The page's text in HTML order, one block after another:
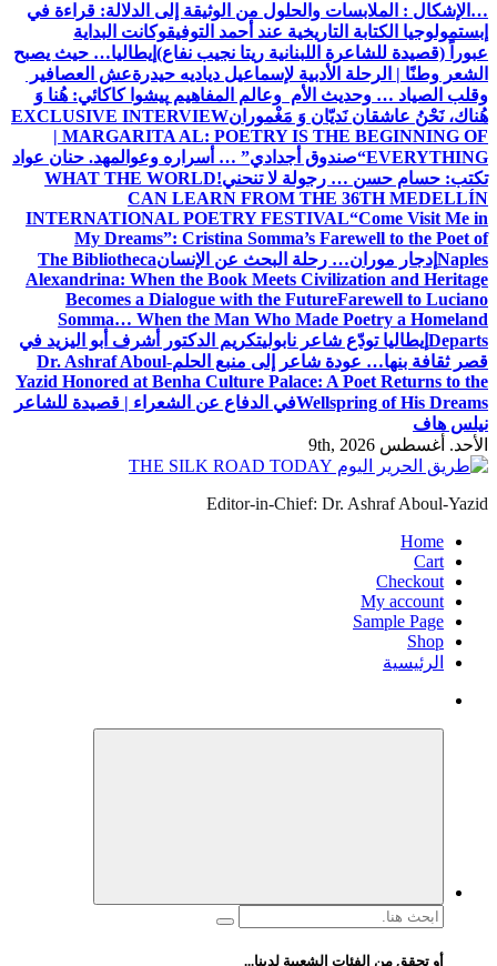
…الإشكال : الملابسات والحلول من الوثيقة إلى الدلالة: قراءة في
إبستمولوجيا الكتابة التاريخية عند أحمد التوفيقوكانت البداية
عبوراً (قصيدة للشاعرة اللبنانية ريتا نجيب نفاع) إيطاليا… حيث يصبح
الشعر وطنًا | الرحلة الأدبية لإسماعيل دياديه حيدرةعش العصافير
وقلب الصياد … وحديث الأم وعالم المفاهيم پیشوا کاکائي: هُنا وَ
هُناك، نَحْنُ عاشقان نَديّان وَ مَغْمورانEXCLUSIVE INTERVIEW
| MARGARITA AL: POETRY IS THE BEGINNING OF
EVERYTHING“صندوق أجدادي” … أسراره وعوالمهد. حنان عواد
تكتب: حسام حسن … رجولة لا تنحني!WHAT THE WORLD
CAN LEARN FROM THE 36TH MEDELLÍN
INTERNATIONAL POETRY FESTIVAL“Come Visit Me in
My Dreams”: Cristina Somma’s Farewell to the Poet of
Naples إدجار موران… رحلة البحث عن الإنسانThe Bibliotheca
Alexandrina: When the Book Meets Civilization and Heritage
Becomes a Dialogue with the FutureFarewell to Luciano
Somma… When the Man Who Made Poetry a Homeland
Departs إيطاليا تودّع شاعر نابوليتكريم الدكتور أشرف أبو اليزيد في
قصر ثقافة بنها… عودة شاعر إلى منبع الحلمDr. Ashraf Aboul-
Yazid Honored at Benha Culture Palace: A Poet Returns to the
Wellspring of His Dreamsفي الدفاع عن الشعراء | قصيدة للشاعر
نيلس هاف
الأحد. أغسطس 9th, 2026
Editor-in-Chief: Dr. Ashraf Aboul-Yazid
Home
Cart
Checkout
My account
Sample Page
Shop
الرئيسية
البحث
أو تحقق من الفئات الشعبية لدينا...